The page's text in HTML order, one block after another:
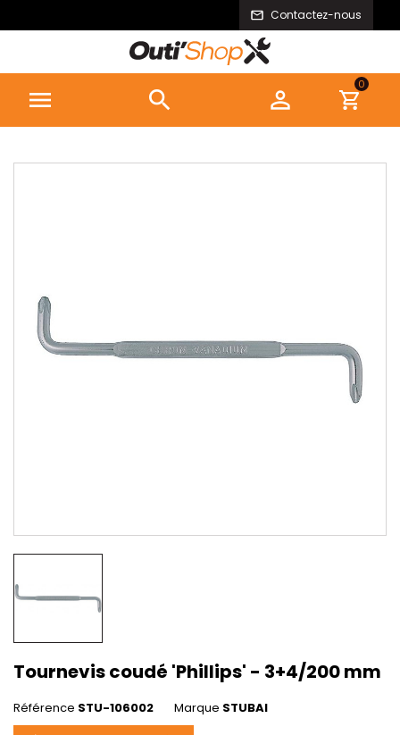
Contactez-nous
  
0
Tournevis coudé 'Phillips' - 3+4/200 mm
Référence STU-106002 Marque STUBAI